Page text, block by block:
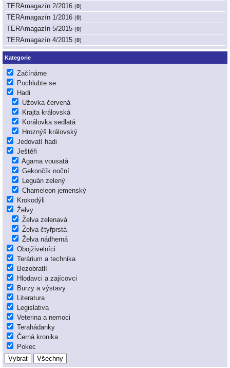
TERAmagazín 2/2016 (0)
TERAmagazín 1/2016 (0)
TERAmagazín 5/2015 (0)
TERAmagazín 4/2015 (0)
Kategorie
Začínáme
Pochlubte se
Hadi
Užovka červená
Krajta královská
Korálovka sedlatá
Hroznýš královský
Jedovatí hadi
Ještěři
Agama vousatá
Gekončík noční
Leguán zelený
Chameleon jemenský
Krokodýli
Želvy
Želva zelenavá
Želva čtyřprstá
Želva nádherná
Obojživelníci
Terárium a technika
Bezobratlí
Hlodavci a zajícovci
Burzy a výstavy
Literatura
Legislativa
Veterina a nemoci
Terahádanky
Černá kronika
Pokec